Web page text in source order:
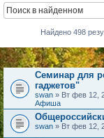
Найдено 498
Семинар для
гаджетов"
swan » Вт фев 12,
Афиша
swan » Вт фев 12,